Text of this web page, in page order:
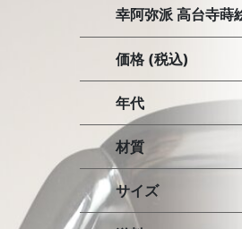
幸阿弥派 高台寺
価格 (税込)
年代
材質
サイズ